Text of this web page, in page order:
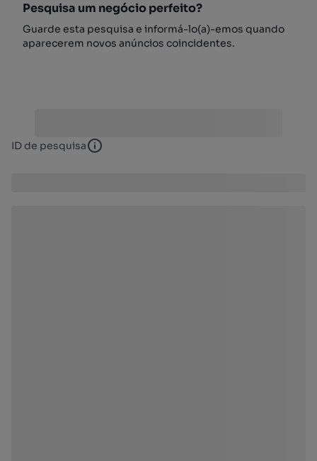
Pesquisa um negócio perfeito?
Guarde esta pesquisa e informá-lo(a)-emos quando
aparecerem novos anúncios coincidentes.
ID de pesquisa ID de pesquisa